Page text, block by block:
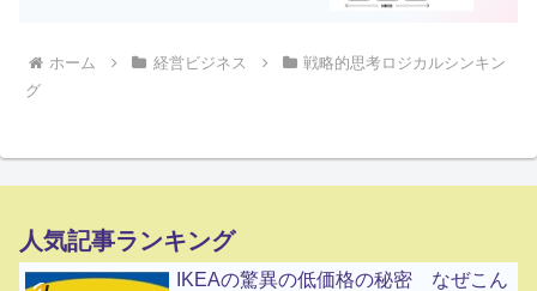
ホーム 経営ビジネス
戦略的思考ロジカルシンキン
グ
人気記事ランキング
IKEAの驚異の低価格の秘密 なぜこん